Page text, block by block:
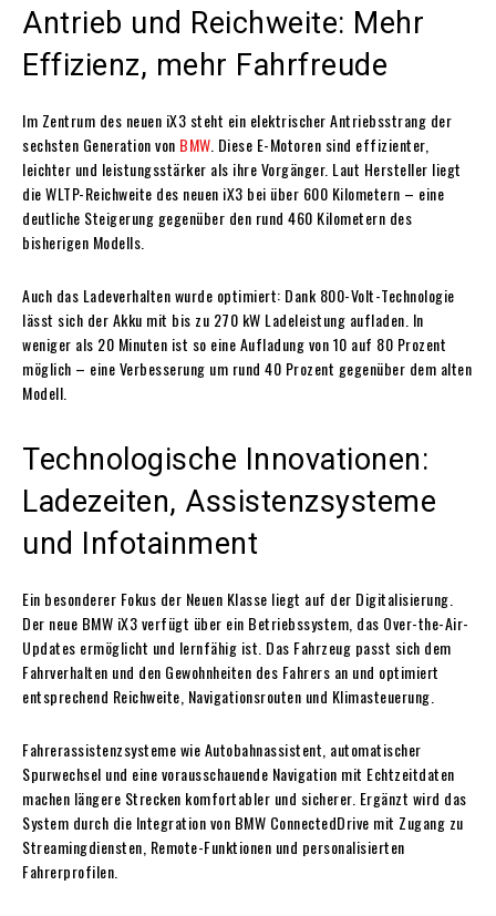
Antrieb und Reichweite: Mehr
Effizienz, mehr Fahrfreude
Im Zentrum des neuen iX3 steht ein elektrischer Antriebsstrang der
sechsten Generation von BMW. Diese E-Motoren sind effizienter,
leichter und leistungsstärker als ihre Vorgänger. Laut Hersteller liegt
die WLTP-Reichweite des neuen iX3 bei über 600 Kilometern – eine
deutliche Steigerung gegenüber den rund 460 Kilometern des
bisherigen Modells.
Auch das Ladeverhalten wurde optimiert: Dank 800-Volt-Technologie
lässt sich der Akku mit bis zu 270 kW Ladeleistung aufladen. In
weniger als 20 Minuten ist so eine Aufladung von 10 auf 80 Prozent
möglich – eine Verbesserung um rund 40 Prozent gegenüber dem alten
Modell.
Technologische Innovationen:
Ladezeiten, Assistenzsysteme
und Infotainment
Ein besonderer Fokus der Neuen Klasse liegt auf der Digitalisierung.
Der neue BMW iX3 verfügt über ein Betriebssystem, das Over-the-Air-
Updates ermöglicht und lernfähig ist. Das Fahrzeug passt sich dem
Fahrverhalten und den Gewohnheiten des Fahrers an und optimiert
entsprechend Reichweite, Navigationsrouten und Klimasteuerung.
Fahrerassistenzsysteme wie Autobahnassistent, automatischer
Spurwechsel und eine vorausschauende Navigation mit Echtzeitdaten
machen längere Strecken komfortabler und sicherer. Ergänzt wird das
System durch die Integration von BMW ConnectedDrive mit Zugang zu
Streamingdiensten, Remote-Funktionen und personalisierten
Fahrerprofilen.